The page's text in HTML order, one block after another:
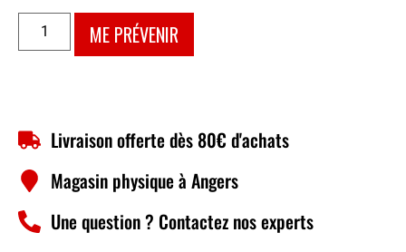
ME PRÉVENIR
Livraison offerte dès 80€ d'achats
Magasin physique à Angers
Une question ? Contactez nos experts